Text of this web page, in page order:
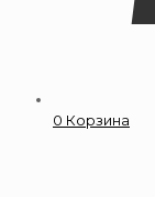
0 Корзина